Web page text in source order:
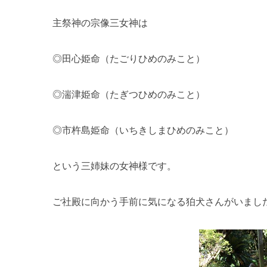
主祭神の宗像三女神は
◎田心姫命（たごりひめのみこと）
◎湍津姫命（たぎつひめのみこと）
◎市杵島姫命（いちきしまひめのみこと）
という三姉妹の女神様です。
ご社殿に向かう手前に気になる狛犬さんがいまし